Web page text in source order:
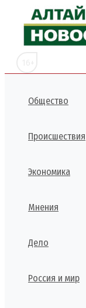
Перейти
содержимому
Общество
Происшествия
Экономика
Мнения
Дело
Россия и мир